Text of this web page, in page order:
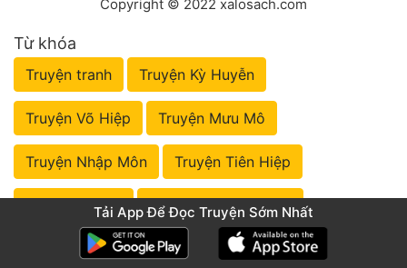
Copyright © 2022 xalosach.com
Từ khóa
Truyện tranh Truyện Kỳ Huyễn
Truyện Võ Hiệp Truyện Mưu Mô
Truyện Nhập Môn Truyện Tiên Hiệp
Truyện Đô Thị Truyện Huyền Huyễn
Truyện Lịch Sử Truyện Đồng Nhân
Tải App Để Đọc Truyện Sớm Nhất